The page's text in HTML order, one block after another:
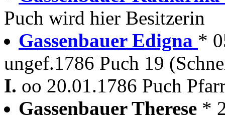
Puch wird hier Besitzerin
Gassenbauer Edigna *
ungef.1786 Puch 19
I. oo 20.01.1786 Puch
Gassenbauer Therese *